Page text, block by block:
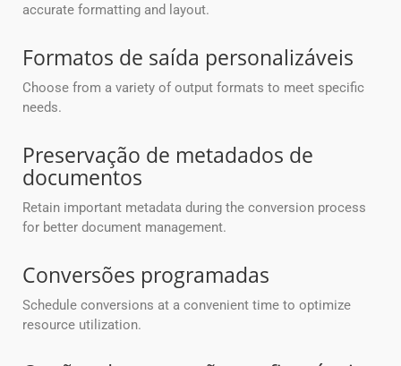
accurate formatting and layout.
Formatos de saída personalizáveis
Choose from a variety of output formats to meet specific
needs.
Preservação de metadados de
documentos
Retain important metadata during the conversion process
for better document management.
Conversões programadas
Schedule conversions at a convenient time to optimize
resource utilization.